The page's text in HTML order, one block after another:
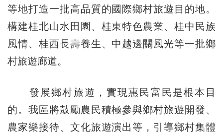
等地打造一批高品質的國際鄉村旅遊目的地。
構建桂北山水田園、桂東特色農業、桂中民族
風情、桂西長壽養生、中越邊關風光等一批鄉
村旅遊廊道。
發展鄉村旅遊，實現惠民富民是根本目
的。我區將鼓勵農民積極參與鄉村旅遊開發、
農家樂接待、文化旅遊演出等，引導鄉村集體